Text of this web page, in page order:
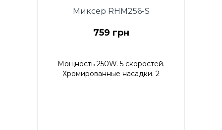
кремов. Насадки для теста.
Кнопка извлечения насадок.
Цвет: белый. Гарантия - 1 год.
Миксер RHM256-S
759 грн
Мощность 250W. 5 скоростей.
Хромированные насадки. 2